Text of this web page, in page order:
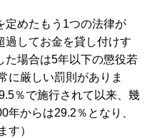
定めたもう1つの法律が
過してお金を貸し付けす
た場合は5年以下の懲役若
に厳しい罰則がありま
％で施行されて以来、幾
年からは29.2％となり、
す）